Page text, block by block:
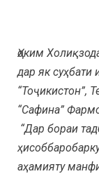
Ҳоким
дар як суҳбати
“Тоҷикистон”,
“Сафина”
“Дар бораи
аҳамияту